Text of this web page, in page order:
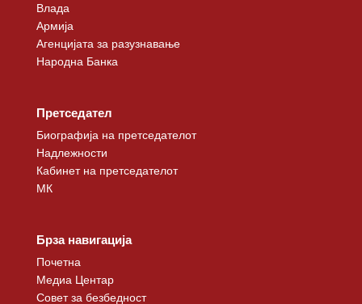
Влада
Армија
Агенцијата за разузнавање
Народна Банка
Претседател
Биографија на претседателот
Надлежности
Кабинет на претседателот
МК
Брза навигација
Почетна
Медиа Центар
Совет за безбедност